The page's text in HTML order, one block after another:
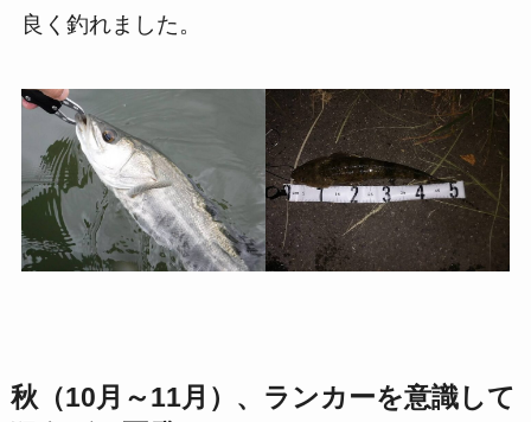
良く釣れました。
秋（10月～11月）、ランカーを意識して